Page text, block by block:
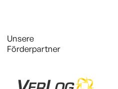
Unsere
Förderpartner